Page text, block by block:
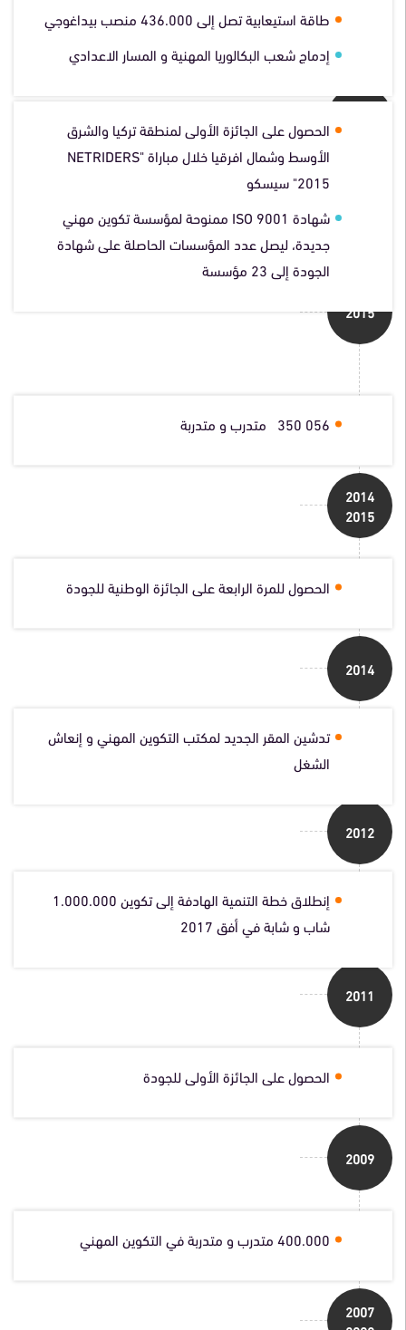
2015
طاقة استيعابية تصل إلى 436.000 منصب بيداغوجي
إدماج شعب البكالوريا المهنية و المسار الاعدادي
2015
الحصول على الجائزة الأولى لمنطقة تركيا والشرق
الأوسط وشمال افرقيا خلال مباراة "NETRIDERS
2015" سيسكو
شهادة ISO 9001 ممنوحة لمؤسسة تكوين مهني
جديدة، ليصل عدد المؤسسات الحاصلة على شهادة
الجودة إلى 23 مؤسسة
2014
2015
056 350 متدرب و متدربة
2014
الحصول للمرة الرابعة على الجائزة الوطنية للجودة
2012
تدشين المقر الجديد لمكتب التكوين المهني و إنعاش
الشغل
2011
إنطلاق خطة التنمية الهادفة إلى تكوين 1.000.000
شاب و شابة في أفق 2017
2009
الحصول على الجائزة الأولى للجودة
2007
400.000 متدرب و متدربة في التكوين المهني